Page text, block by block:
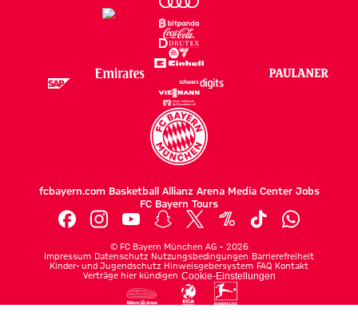
fcbayern.com Basketball Allianz Arena Media Center Jobs
FC Bayern Tours
© FC Bayern München AG – 2026
Impressum Datenschutz Nutzungsbedingungen Barrierefreiheit
Kinder- und Jugendschutz Hinweisgebersystem FAQ Kontakt
Verträge hier kündigen Cookie-Einstellungen